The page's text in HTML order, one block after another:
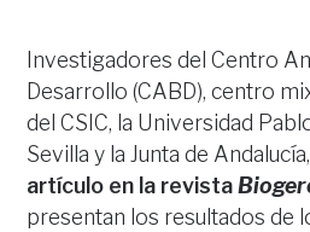
Investigadores del Centro
Desarrollo (CABD), centro
del CSIC, la Universidad
Sevilla y la Junta de
artículo en la revista
presentan los resultados de